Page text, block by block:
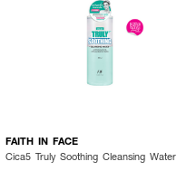
FAITH IN FACE
Cica5 Truly Soothing Cleansing Water